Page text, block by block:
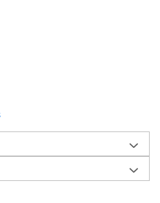
sau langa peretele zonei
de pardoseli
a pardoselii